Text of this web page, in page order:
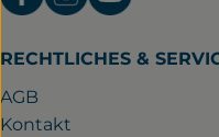
RECHTLICHES &
AGB
Kontakt